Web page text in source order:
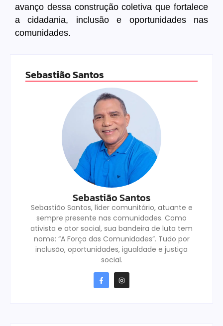
avanço dessa construção coletiva que fortalece
a cidadania, inclusão e oportunidades nas
comunidades.
Sebastião Santos
Sebastião Santos
Sebastião Santos, líder comunitário, atuante e
sempre presente nas comunidades. Como
ativista e ator social, sua bandeira de luta tem
nome: “A Força das Comunidades”. Tudo por
inclusão, oportunidades, igualdade e justiça
social.